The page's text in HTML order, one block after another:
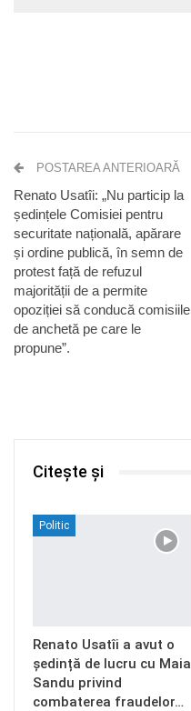
POSTAREA ANTERIOARĂ
Renato Usatîi: „Nu particip la
ședințele Comisiei pentru
securitate națională, apărare
și ordine publică, în semn de
protest față de refuzul
majorității de a permite
opoziției să conducă comisiile
de anchetă pe care le
propune”.
Citește și
Politic
Renato Usatîi a avut o
ședință de lucru cu Maia
Sandu privind
combaterea fraudelor…